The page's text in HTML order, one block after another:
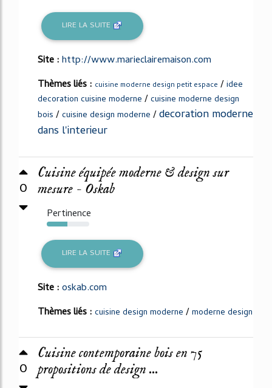
LIRE LA SUITE
Site :http://www.marieclairemaison.com
Thèmes liés : cuisine moderne design petit espace /idee
decoration cuisine moderne /cuisine moderne design
bois /cuisine design moderne /decoration moderne
dans l'interieur
0
Cuisine équipée moderne & design sur
mesure - Oskab
Pertinence
49%
LIRE LA SUITE
Site :oskab.com
Thèmes liés : cuisine design moderne /moderne design
0
Cuisine contemporaine bois en 75
propositions de design ...